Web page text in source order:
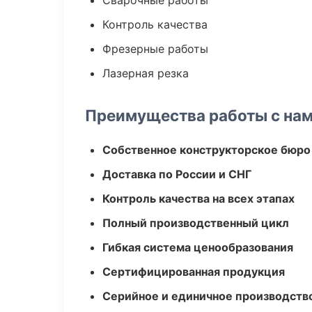
Контроль качества
Фрезерные работы
Лазерная резка
Преимущества работы с
Собственное конструкторское бюро
Доставка по России и СНГ
Контроль качества на всех этапах
Полный производственный цикл
Гибкая система ценообразования
Сертифицированная продукция
Серийное и единичное